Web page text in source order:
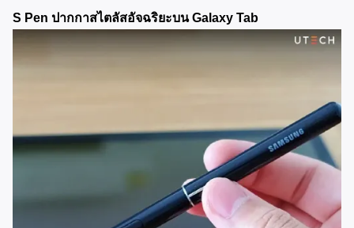
S Pen ปากกาสไตลัสอัจฉริยะบน Galaxy Tab